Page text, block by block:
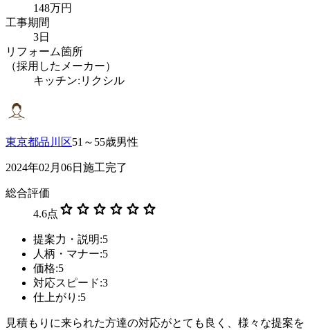
148万円
工事期間
3日
リフォーム箇所
（採用したメーカー）
キッチン:リクシル
東京都品川区51～55歳男性
2024年02月06日施工完了
総合評価
4.6点 star star star star star star
提案力・説明:5
人柄・マナー:5
価格:5
対応スピード:3
仕上がり:5
見積もりに来られた方達の対応がとても良く、様々な提案を